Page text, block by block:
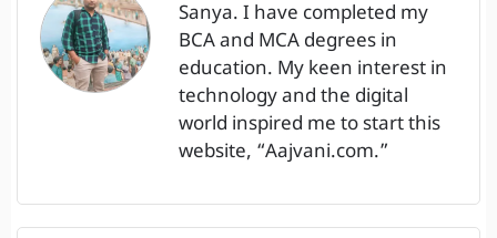
Sanya. I have completed my
BCA and MCA degrees in
education. My keen interest in
technology and the digital
world inspired me to start this
website, “Aajvani.com.”